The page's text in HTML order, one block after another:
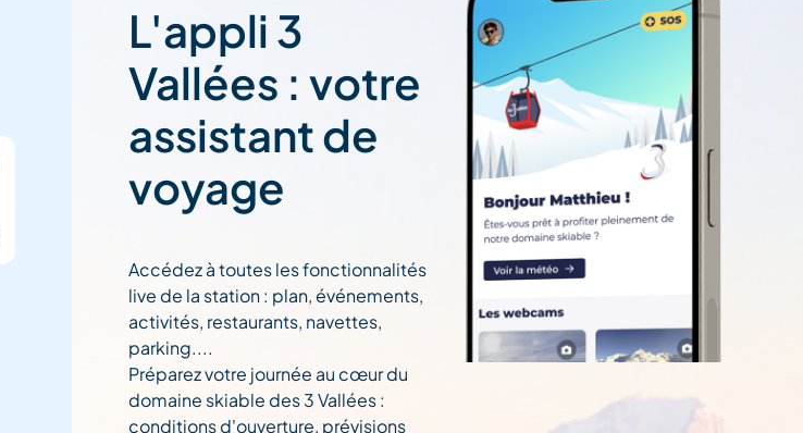
L'appli 3
Vallées : votre
assistant de
voyage
Accédez à toutes les fonctionnalités
live de la station : plan, événements,
activités, restaurants, navettes,
parking....
Préparez votre journée au cœur du
domaine skiable des 3 Vallées :
conditions d'ouverture, prévisions